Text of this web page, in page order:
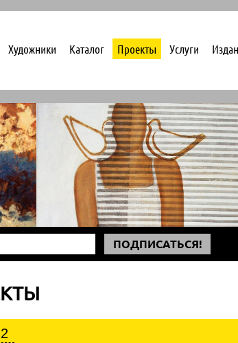
Художники Каталог Проекты Услуги
ПОДПИСАТЬСЯ!
2